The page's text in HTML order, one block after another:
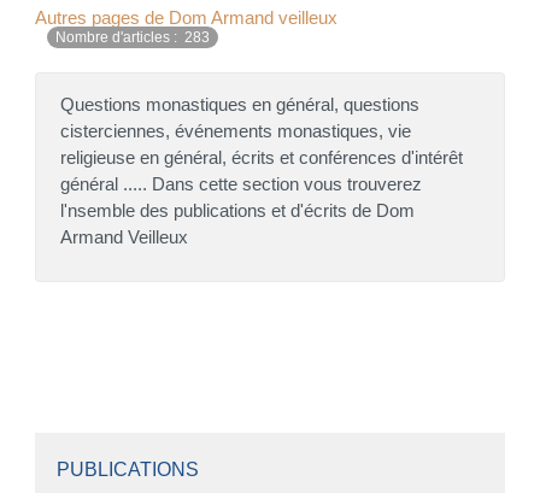
Autres pages de Dom Armand veilleux
Nombre d'articles : 283
Questions monastiques en général, questions
cisterciennes, événements monastiques, vie
religieuse en général, écrits et conférences d'intérêt
général ..... Dans cette section vous trouverez
l'nsemble des publications et d'écrits de Dom
Armand Veilleux
PUBLICATIONS